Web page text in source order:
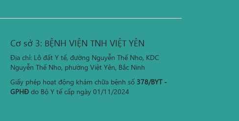
Cơ sở 3: BỆNH VIỆN TNH VIỆT YÊN
Địa chỉ: Lô đất Y tế, đường Nguyễn Thế Nho, KDC
Nguyễn Thế Nho, phường Việt Yên, Bắc Ninh
Giấy phép hoạt động khám chữa bệnh số 378/BYT -
GPHĐ do Bộ Y tế cấp ngày 01/11/2024